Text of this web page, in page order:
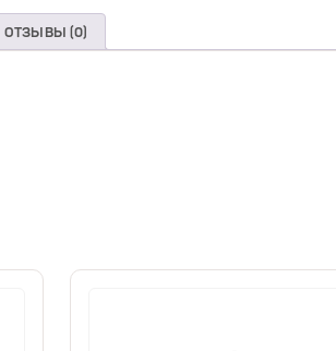
ОТЗЫВЫ (0)